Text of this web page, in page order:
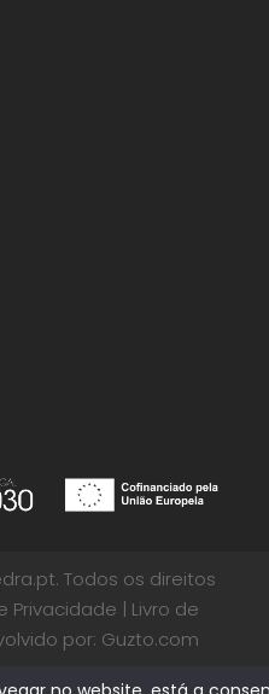
Todos os direitos
Privacidade | Livro de
por: Guzto.com